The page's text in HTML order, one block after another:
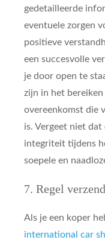
gedetailleerde
eventuele zorgen
positieve
een succesvolle
je door open te
zijn in het
overeenkomst die
is. Vergeet niet
integriteit tijdens
soepele en
7. Regel
Als je een koper
international car